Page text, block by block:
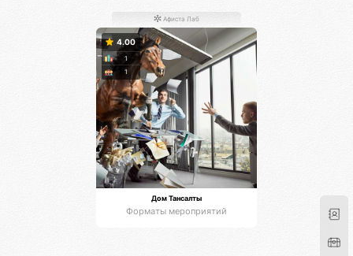
Афиста Лаб
4.00
1
1
Дом Тансалты
Форматы мероприятий